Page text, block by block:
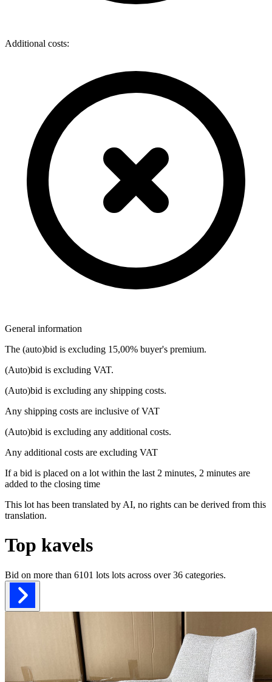
Additional costs:
General information
The (auto)bid is excluding 15,00% buyer's premium.
(Auto)bid is excluding VAT.
(Auto)bid is excluding any shipping costs.
Any shipping costs are inclusive of VAT
(Auto)bid is excluding any additional costs.
Any additional costs are excluding VAT
If a bid is placed on a lot within the last 2 minutes, 2 minutes are
added to the closing time
This lot has been translated by AI, no rights can be derived from this
translation.
Top kavels
Bid on more than 6101 lots lots across over36 categories.